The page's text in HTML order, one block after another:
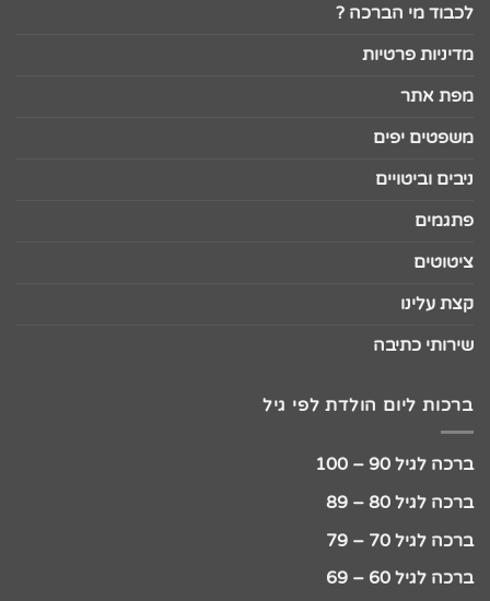
לכבוד מי הברכה ?
מדיניות פרטיות
מפת אתר
משפטים יפים
ניבים וביטויים
פתגמים
ציטוטים
קצת עלינו
שירותי כתיבה
ברכות ליום הולדת לפי גיל
ברכה לגיל 90 – 100
ברכה לגיל 80 – 89
ברכה לגיל 70 – 79
ברכה לגיל 60 – 69